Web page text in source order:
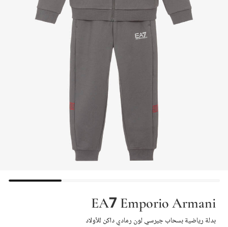
EA7 Emporio Armani
بدلة رياضية بسحاب جيرسي لون رمادي داكن للأولاد